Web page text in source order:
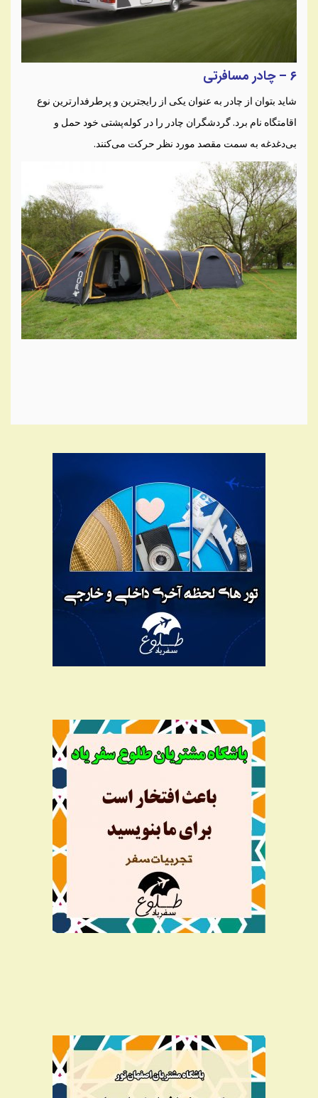
۶ – چادر مسافرتی
شاید بتوان از چادر به عنوان یکی از رایجترین و پرطرفدارترین نوع
اقامتگاه نام برد. گردشگران چادر را در کوله‌پشتی خود حمل و
بی‌دغدغه به سمت مقصد مورد نظر حرکت می‌کنند.